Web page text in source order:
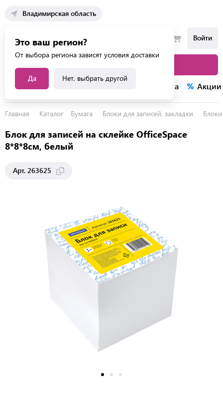
Владимирская область
Это ваш регион?
От выбора региона зависят условия доставки
Да Нет, выбрать другой
Войти
Каталог услуг Распродажа Акции
Главная Каталог Бумага Блоки для записей, закладки
Блок для записей на склейке OfficeSpace
8*8*8см, белый
Арт. 263625